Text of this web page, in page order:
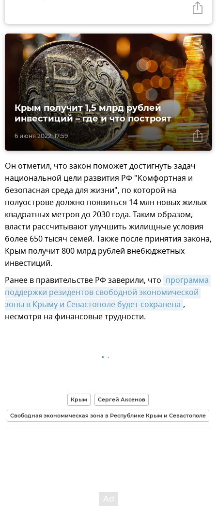
6 июня 2022, 17:59
Крым получит 1,5 млрд рублей
инвестиций – где и что построят
Он отметил, что закон поможет достигнуть задач
национальной цели развития РФ "Комфортная и
безопасная среда для жизни", по которой на
полуострове должно появиться 14 млн новых жилых
квадратных метров до 2030 года. Таким образом,
власти рассчитывают улучшить жилищные условия
более 650 тысяч семей. Также после принятия закона,
Крым получит 800 млрд рублей внебюджетных
инвестиций.
Ранее в правительстве РФ заверили, что программа
поддержки резидентов свободной экономической
зоны в Крыму и Севастополе будет сохранена ,
несмотря на финансовые трудности.
Крым Сергей Аксенов
Свободная экономическая зона в Республике Крым и Севастополе